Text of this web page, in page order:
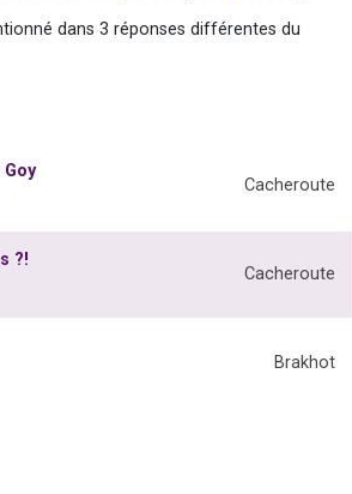
dans 3 réponses différentes du
Cacheroute
?!
Cacheroute
Brakhot